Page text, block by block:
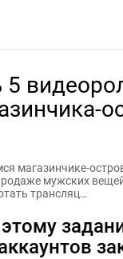
5
магазинчике-
мужских
трансляц…